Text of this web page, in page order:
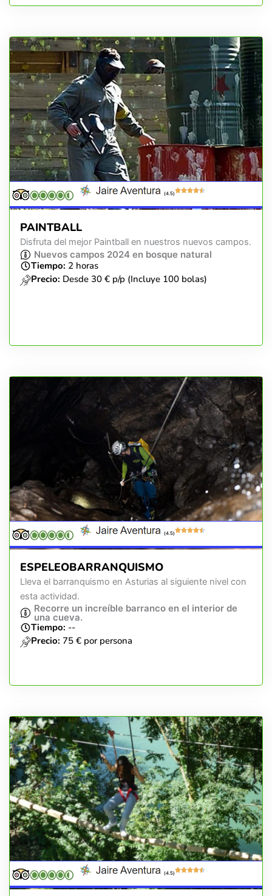
(4.5)
PAINTBALL
Disfruta del mejor Paintball en nuestros nuevos campos.
Nuevos campos 2024 en bosque natural
Tiempo: 2 horas
Precio: Desde 30 € p/p (Incluye 100 bolas)
(4.5)
ESPELEOBARRANQUISMO
Lleva el barranquismo en Asturias al siguiente nivel con
esta actividad.
Recorre un increíble barranco en el interior de
una cueva.
Tiempo: --
Precio: 75 € por persona
(4.5)